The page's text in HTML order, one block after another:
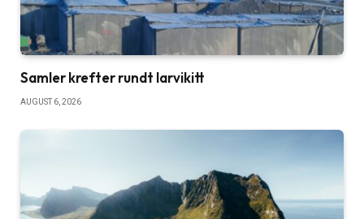
Samler krefter rundt larvikitt
AUGUST 6, 2026